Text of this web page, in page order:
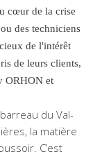
cœur de la crise
des techniciens
de l'intérêt
de leurs clients,
ORHON et
du Val-
la matière
C’est